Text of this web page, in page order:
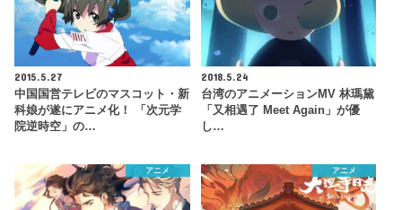
2015.5.27
中国国営テレビのマスコット・新
科娘が遂にアニメ化！ 「次元学
院逆時空」の…
2018.5.24
台湾のアニメーションMV 林瑪黛
「又相遇了 Meet Again」が優
し…
アニメ アニメ